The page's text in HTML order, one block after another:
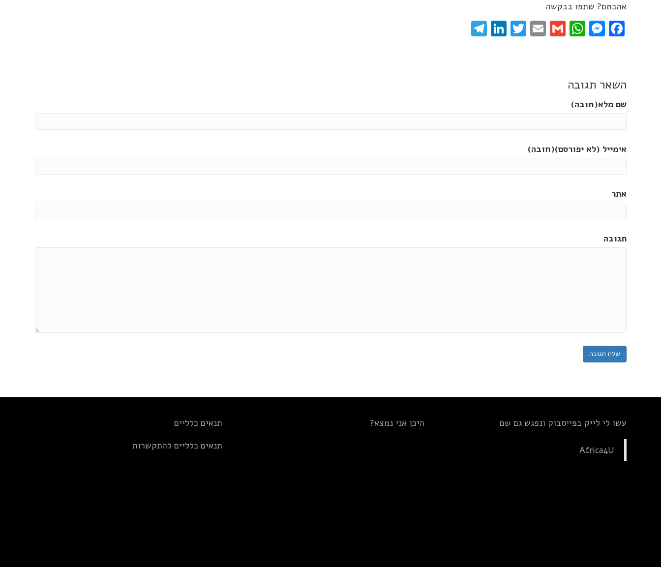
אהבתם? שתפו בבקשה
Facebook
Messenger
WhatsApp
Gmail
Email
Twitter
LinkedIn
השאר תגובה
שם מלא(חובה)
אימייל (לא יפורסם)(חובה)
אתר
תגובה
עשו לי לייק בפייסבוק ונפגש גם שם
Africa4U
היכן אני נמצא?
תנאים כלליים
תנאים כלליים להתקשרות